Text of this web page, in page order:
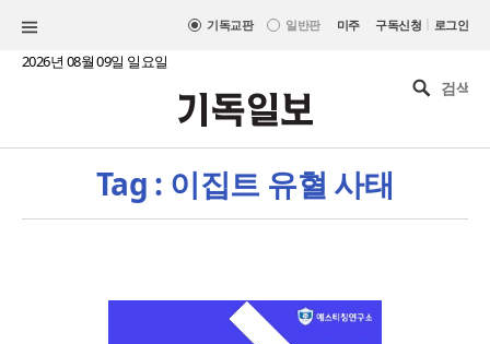
기독교판 일반판 미주 구독신청 | 로그인
2026년 08월 09일 일요일
Tag : 이집트 유혈 사태